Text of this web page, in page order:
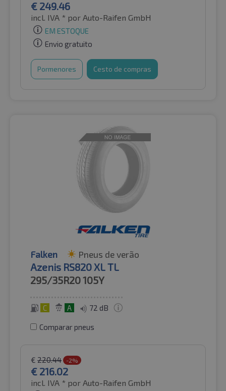
€ 249.46
incl. IVA * por Auto-Raifen GmbH
EM ESTOQUE
Envio gratuito
Pormenores Cesto de compras
Falken Pneus de verão
Azenis RS820 XL TL
295/35R20105Y
C A 72 dB
Comparar pneus
€ 220.44 -2%
€ 216.02
incl. IVA * por Auto-Raifen GmbH